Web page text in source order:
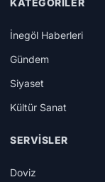
KATEGORILER
İnegöl Haberleri
Gündem
Siyaset
Kültür Sanat
SERVISLER
Doviz